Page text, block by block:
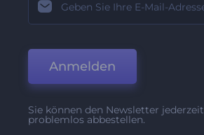
Anmelden
Sie können den Newsletter jederzeit
problemlos abbestellen.